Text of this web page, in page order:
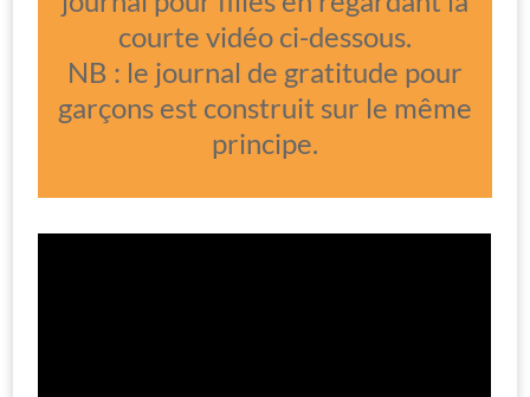
courte vidéo ci-dessous.
NB : le journal de gratitude pour
garçons est construit sur le même
principe.